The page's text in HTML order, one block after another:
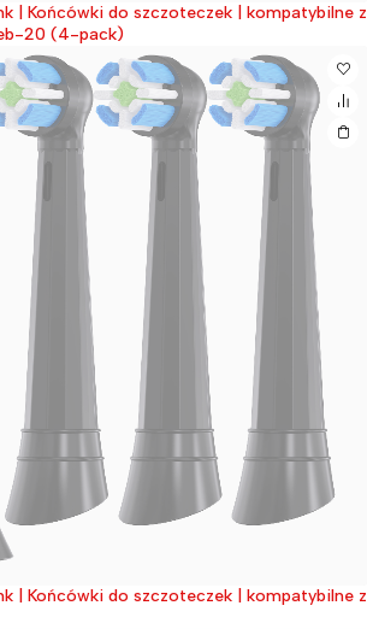
| Końcówki do szczoteczek | kompatybilne z
20 (4-pack)
| Końcówki do szczoteczek | kompatybilne z